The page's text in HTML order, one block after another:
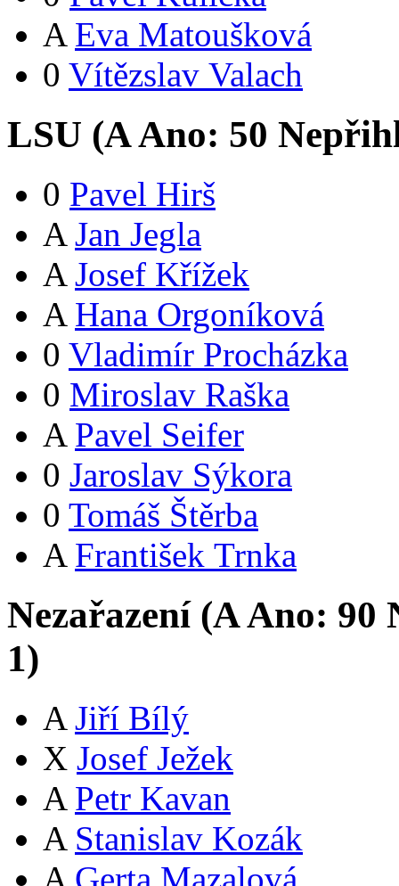
A Eva Matoušková
0 Vítězslav Valach
LSU (AAno: 50
0 Pavel Hirš
A Jan Jegla
A Josef Křížek
A Hana Orgoníková
0 Vladimír Procházka
0 Miroslav Raška
A Pavel Seifer
0 Jaroslav Sýkora
0 Tomáš Štěrba
A František Trnka
Nezařazení (AAno: 90
1)
A Jiří Bílý
X Josef Ježek
A Petr Kavan
A Stanislav Kozák
A Gerta Mazalová